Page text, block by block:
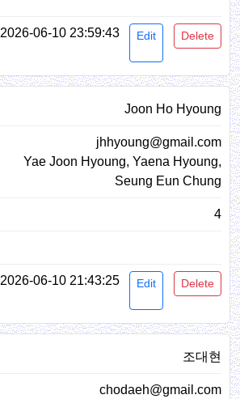
2026-06-10 23:59:43 Edit Delete
Joon Ho Hyoung
jhhyoung@gmail.com
Yae Joon Hyoung, Yaena Hyoung,
Seung Eun Chung
4
2026-06-10 21:43:25 Edit Delete
조대현
chodaeh@gmail.com